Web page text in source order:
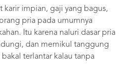
karir impian, gaji yang bagus,
pria pada umumnya
Itu karena naluri dasar pria
dan memikul tanggung
terlantar kalau tanpa